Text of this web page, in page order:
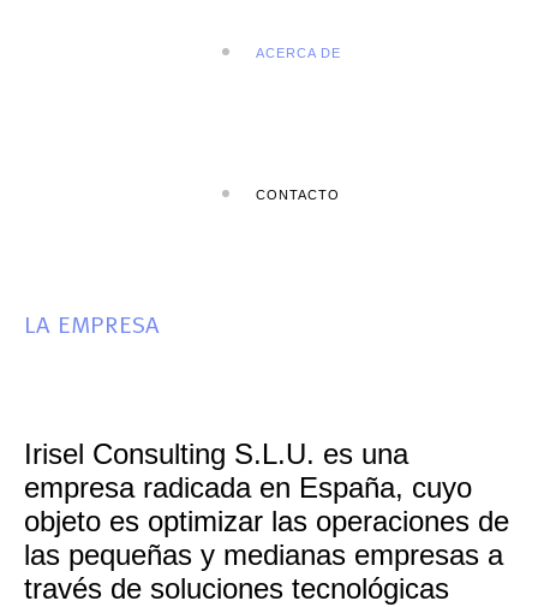
ACERCA DE
CONTACTO
LA EMPRESA
Irisel Consulting S.L.U. es una
empresa radicada en España, cuyo
objeto es optimizar las operaciones de
las pequeñas y medianas empresas a
través de soluciones tecnológicas